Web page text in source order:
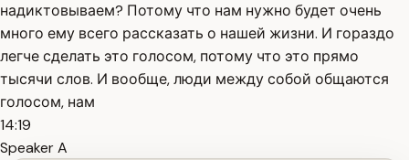
надиктовываем? Потому что нам нужно будет очень
много ему всего рассказать о нашей жизни. И гораздо
легче сделать это голосом, потому что это прямо
тысячи слов. И вообще, люди между собой общаются
голосом, нам
14:19
Speaker A